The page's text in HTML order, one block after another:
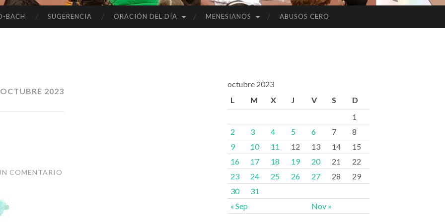
BACH SUGERENCIA ORACIÓN DEL DÍA MENESIANOS ABUSOS CERO
OCTUBRE 2023
COMENTARIO
octubre 2023
L
M X J V S D
« Sep Nov »
1
2
3 4 5 6 7
8
9
10 11 12 13 14
15
16
17 18 19 20 21
22
23
24 25 26 27 28
29
30
31